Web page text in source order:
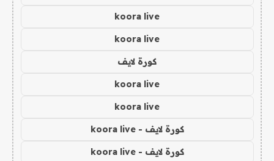
koora live
koora live
كورة لايف
koora live
koora live
كورة لايف - koora live
كورة لايف - koora live